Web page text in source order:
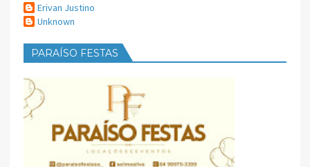
Erivan Justino
Unknown
PARAÍSO FESTAS